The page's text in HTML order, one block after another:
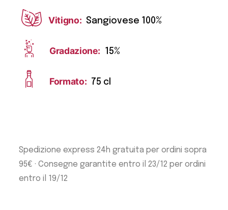
Vitigno: Sangiovese 100%
Gradazione: 15%
Formato: 75 cl
Spedizione express 24h gratuita per ordini sopra
95€ · Consegne garantite entro il 23/12 per ordini
entro il 19/12